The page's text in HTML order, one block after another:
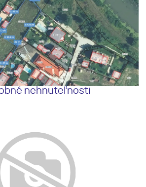
nehnuteľnosti